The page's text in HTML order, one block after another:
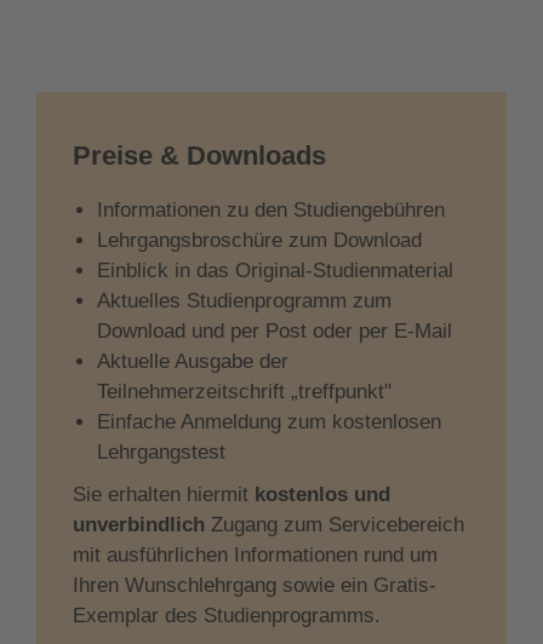
Preise & Downloads
Informationen zu den Studiengebühren
Lehrgangsbroschüre zum Download
Einblick in das Original-Studienmaterial
Aktuelles Studienprogramm zum
Download und per Post oder per E-Mail
Aktuelle Ausgabe der
Teilnehmerzeitschrift „treffpunkt"
Einfache Anmeldung zum kostenlosen
Lehrgangstest
Sie erhalten hiermit kostenlos und
unverbindlich Zugang zum Servicebereich
mit ausführlichen Informationen rund um
Ihren Wunschlehrgang sowie ein Gratis-
Exemplar des Studienprogramms.